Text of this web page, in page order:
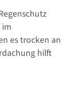
im
es trocken an
hilft